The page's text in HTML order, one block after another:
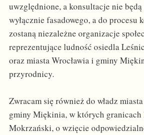
uwzględnione, a konsultacje nie
wyłącznie fasadowego, a do procesu
zostaną niezależne organizacje
reprezentujące ludność osiedla
oraz miasta Wrocławia i gminy
przyrodnicy.
Zwracam się również do władz
gminy Miękinia, w których granicach
Mokrzański, o wzięcie